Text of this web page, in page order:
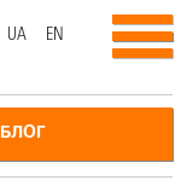
UA EN
БЛОГ